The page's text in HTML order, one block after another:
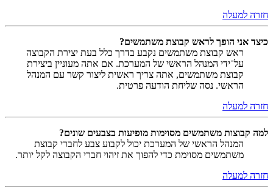
חזרה למעלה
כיצד אני הופך לראש קבוצת משתמשים?
ראש קבוצת משתמשים נקבע בדרך כלל בעת יצירת הקבוצה
על־ידי המנהל הראשי של המערכת. אם אתה מעוניין ביצירת
קבוצת משתמשים, אתה צריך ראשית ליצור קשר עם המנהל
הראשי. נסה שליחת הודעה פרטית.
חזרה למעלה
למה קבוצות משתמשים מסוימות מופיעות בצבעים שונים?
המנהל הראשי של המערכת יכול לקבוע צבע לחברי קבוצת
משתמשים מסוימת כדי להפוך את זיהוי חברי הקבוצה לקל יותר.
חזרה למעלה